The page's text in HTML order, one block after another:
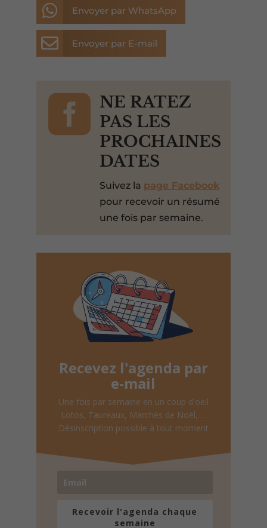
 Envoyer par WhatsApp
 Envoyer par E-mail

NE RATEZ
PAS LES
PROCHAINES
DATES
Suivez la page Facebook
pour recevoir un résumé
une fois par semaine.
Recevez l'agenda par
e-mail
Une fois par semaine en un coup d'oeil
Lotos, Taureaux, Marchés de Noël, ...
Désinscription possible à tout moment
Recevoir l'agenda chaque
semaine